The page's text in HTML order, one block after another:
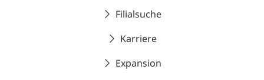
Filialsuche
Karriere
Expansion